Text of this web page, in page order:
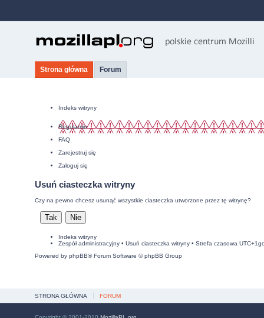
Strona główna Forum
Indeks witryny
Regulamin
FAQ
Zarejestruj się
Zaloguj się
Usuń ciasteczka witryny
Czy na pewno chcesz usunąć wszystkie ciasteczka utworzone przez tę witrynę?
Indeks witryny
Zespół administracyjny• Usuń ciasteczka witryny• Strefa czasowa
Powered by phpBB® Forum Software © phpBB Group
STRONA GŁÓWNA FORUM